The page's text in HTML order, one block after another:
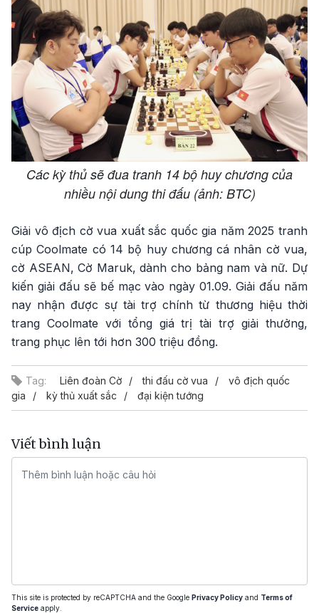
Các kỳ thủ sẽ đua tranh 14 bộ huy chương của
nhiều nội dung thi đấu (ảnh: BTC)
Giải vô địch cờ vua xuất sắc quốc gia năm 2025 tranh
cúp Coolmate có 14 bộ huy chương cá nhân cờ vua,
cờ ASEAN, Cờ Maruk, dành cho bảng nam và nữ. Dự
kiến giải đấu sẽ bế mạc vào ngày 01.09. Giải đấu năm
nay nhận được sự tài trợ chính từ thương hiệu thời
trang Coolmate với tổng giá trị tài trợ giải thưởng,
trang phục lên tới hơn 300 triệu đồng.
Tag: Liên đoàn Cờ thi đấu cờ vua
vô địch quốc
gia
kỳ thủ xuất sắc đại kiện tướng
Viết bình luận
This site is protected by reCAPTCHA and the Google Privacy Policy and Terms of
Service apply.